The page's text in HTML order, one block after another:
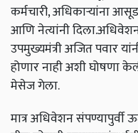
कर्मचारी,अधिकाऱ्यांना
आणि नेत्यांनी
उपमुख्यमंत्री अजित पवार
होणार नाही अशी घोषणा
मेसेज गेला.
मात्र अधिवेशन संपण्यापुर्वी